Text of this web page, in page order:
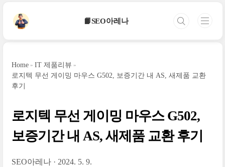
📙SEO아레나
Home
IT 제품리뷰
로지텍 무선 게이밍 마우스 G502, 보증기간 내 AS, 새제품 교환
후기
로지텍 무선 게이밍 마우스 G502,
보증기간 내 AS, 새제품 교환 후기
SEO아레나 2024. 5. 9.